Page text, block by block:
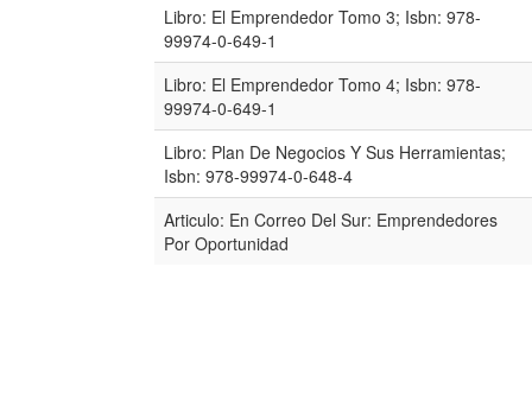
Libro: El Emprendedor Tomo 3; Isbn: 978-
99974-0-649-1
Libro: El Emprendedor Tomo 4; Isbn: 978-
99974-0-649-1
Libro: Plan De Negocios Y Sus Herramientas;
Isbn: 978-99974-0-648-4
Articulo: En Correo Del Sur: Emprendedores
Por Oportunidad